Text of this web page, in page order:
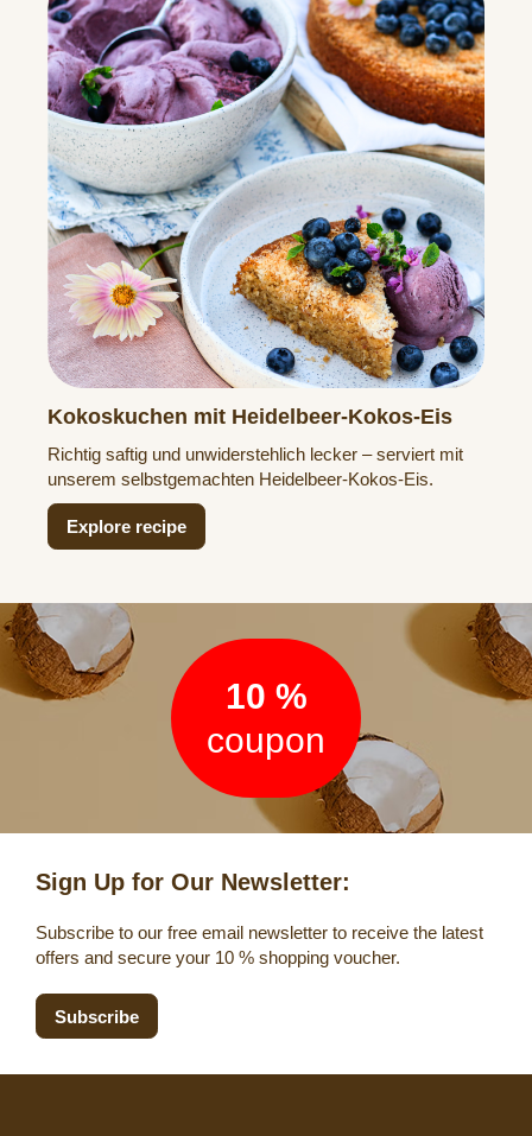
Kokoskuchen mit Heidelbeer-Kokos-Eis
Richtig saftig und unwiderstehlich lecker – serviert mit
unserem selbstgemachten Heidelbeer-Kokos-Eis.
Explore recipe
Newsletter
10 %
coupon
Sign Up for Our Newsletter:
Subscribe to our free email newsletter to receive the latest
offers and secure your 10 % shopping voucher.
Subscribe